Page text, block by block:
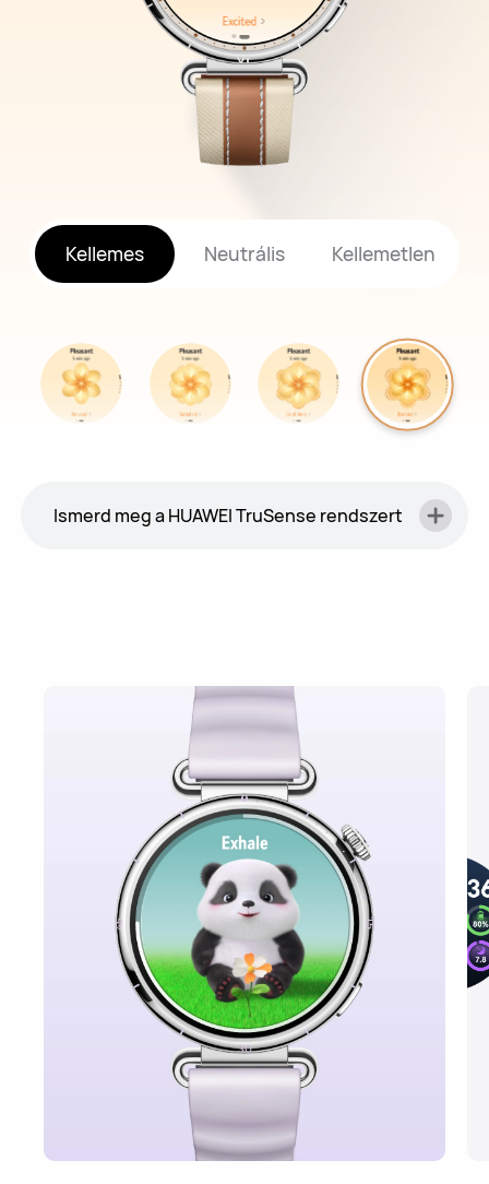
Kellemes Neutrális Kellemetlen
Ismerd meg a HUAWEI TruSense rendszert